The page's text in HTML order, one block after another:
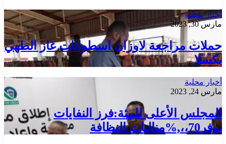
أخبار محلية
مارس 30, 2023
حملات مراجعة لاوزان اسطوانات غاز الطهي
بكسلا
أخبار محلية
مارس 24, 2023
المجلس الأعلى للبيئة:فرز النفايات
يوفر70،،,%مناليات النظافة